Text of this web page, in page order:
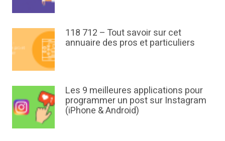
118 712 – Tout savoir sur cet
annuaire des pros et particuliers
Les 9 meilleures applications pour
programmer un post sur Instagram
(iPhone & Android)